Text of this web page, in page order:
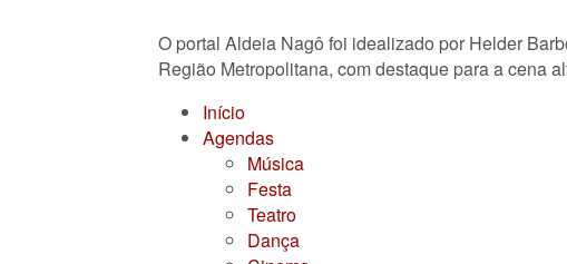
O portal Aldeia Nagô foi idealizado por Helder
Região Metropolitana, com destaque para a cena
Início
Agendas
Música
Festa
Teatro
Dança